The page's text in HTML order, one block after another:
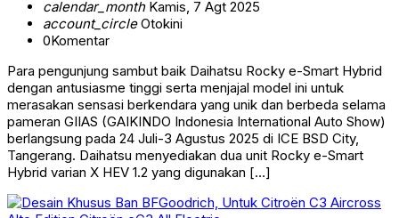
calendar_monthKamis, 7 Agt 2025
account_circleOtokini
0Komentar
Para pengunjung sambut baik Daihatsu Rocky e-Smart Hybrid
dengan antusiasme tinggi serta menjajal model ini untuk
merasakan sensasi berkendara yang unik dan berbeda selama
pameran GIIAS (GAIKINDO Indonesia International Auto Show)
berlangsung pada 24 Juli-3 Agustus 2025 di ICE BSD City,
Tangerang. Daihatsu menyediakan dua unit Rocky e-Smart
Hybrid varian X HEV 1.2 yang digunakan […]